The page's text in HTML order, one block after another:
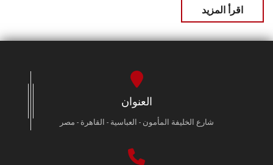
اقرأ المزيد
العنوان
شارع الخليفة المأمون - العباسية - القاهرة - مصر